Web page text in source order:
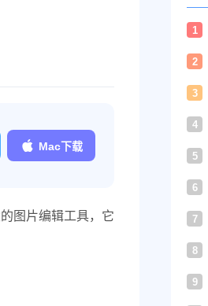
Mac下载
图片编辑工具，它
1
2
3
4
5
6
7
8
9